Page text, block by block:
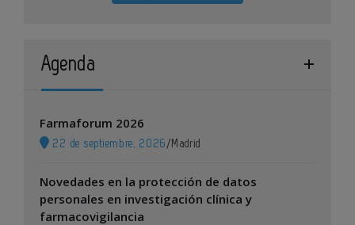
Agenda
Farmaforum 2026
22 de septiembre, 2026 / Madrid
Novedades en la protección de datos
personales en investigación clínica y
farmacovigilancia